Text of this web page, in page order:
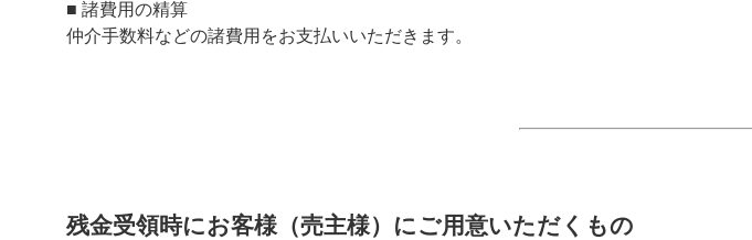
■諸費用の精算
仲介手数料などの諸費用をお支払いいただきます。
残金受領時にお客様（売主様）にご用意いただくもの